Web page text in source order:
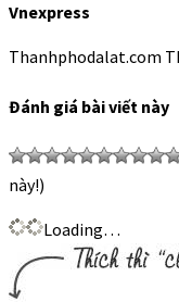
Vnexpress
Thanhphodalat.com
Đánh giá bài viết này
này!)
Loading…